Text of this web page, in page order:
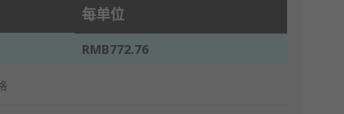
每单位
RMB772.76